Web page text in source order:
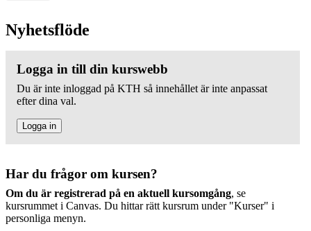
Nyhetsflöde
Logga in till din kurswebb
Du är inte inloggad på KTH så innehållet är inte anpassat
efter dina val.
Logga in
Har du frågor om kursen?
Om du är registrerad på en aktuell kursomgång, se
kursrummet i Canvas. Du hittar rätt kursrum under "Kurser" i
personliga menyn.